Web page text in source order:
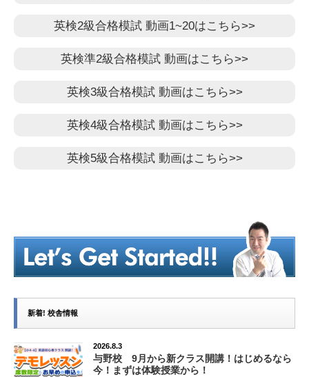
英検2級合格模試 動画1~20はこちら>>
英検準2級合格模試 動画はこちら>>
英検3級合格模試 動画はこちら>>
英検4級合格模試 動画はこちら>>
英検5級合格模試 動画はこちら>>
新着! 校舎情報
2026.8.3
与野校 9月から新クラス開講！はじめるなら
今！まずは体験授業から！